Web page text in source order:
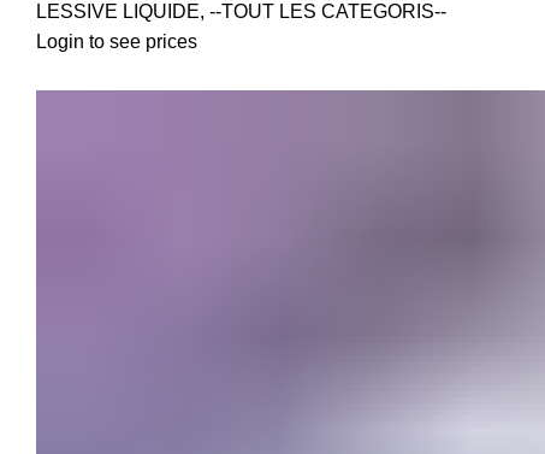
LESSIVE LIQUIDE, --TOUT LES CATEGORIS--
Login to see prices